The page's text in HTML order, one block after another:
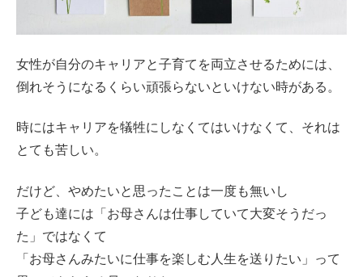
女性が自分のキャリアと子育てを両立させるためには、
倒れそうになるくらい頑張らないといけない時がある。
時にはキャリアを犠牲にしなくてはいけなくて、それは
とても苦しい。
だけど、やめたいと思ったことは一度も無いし
子ども達には「お母さんは仕事していて大変そうだっ
た」ではなくて
「お母さんみたいに仕事を楽しむ人生を送りたい」って